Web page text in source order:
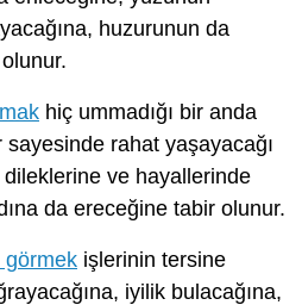
huzurunun da
hiç ummadığı bir anda
sayesinde rahat yaşayacağı
ve hayallerinde
da ereceğine tabir olunur.
görmek işlerinin tersine
iyilik bulacağına,